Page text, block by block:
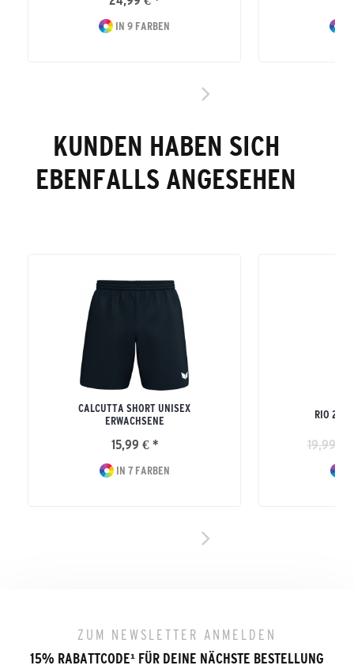
IN 9 FARBEN
KUNDEN HABEN SICH
EBENFALLS ANGESEHEN
CALCUTTA SHORT UNISEX
ERWACHSENE
15,99 € *
IN 7 FARBEN
RIO 2.0
19,99 € *
ZUM NEWSLETTER ANMELDEN
15% RABATTCODE¹ FÜR DEINE NÄCHSTE BESTELLUNG